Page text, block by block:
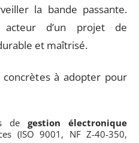
la bande passante.
acteur d’un projet de
et maîtrisé.
à adopter pour
de gestion électronique
(ISO 9001, NF Z-40-350,